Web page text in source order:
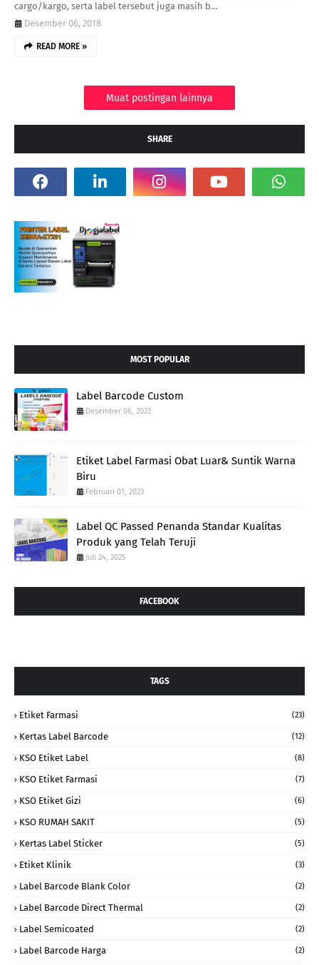
cargo/kargo, serta label tersebut juga masih b…
Desember 06, 2018
READ MORE »
Muat postingan lainnya
SHARE
MOST POPULAR
Label Barcode Custom
Desember 06, 2022
Etiket Label Farmasi Obat Luar& Suntik Warna
Biru
Februari 01, 2023
Label QC Passed Penanda Standar Kualitas
Produk yang Telah Teruji
Juli 24, 2025
FACEBOOK
TAGS
Etiket Farmasi (23)
Kertas Label Barcode (12)
KSO Etiket Label (8)
KSO Etiket Farmasi (7)
KSO Etiket Gizi (6)
KSO RUMAH SAKIT (5)
Kertas Label Sticker (5)
Etiket Klinik (3)
Label Barcode Blank Color (2)
Label Barcode Direct Thermal (2)
Label Semicoated (2)
Label Barcode Harga (2)